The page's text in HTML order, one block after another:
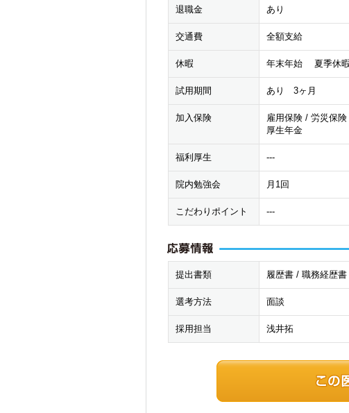
退職金 あり
交通費 全額支給
休暇 年末年始 夏季休
試用期間 あり 3ヶ月
加入保険
雇用保険 / 労災保
厚生年金
福利厚生 ---
院内勉強会 月1回
こだわりポイント ---
提出書類 履歴書 / 職務経歴書
選考方法 面談
採用担当 浅井拓